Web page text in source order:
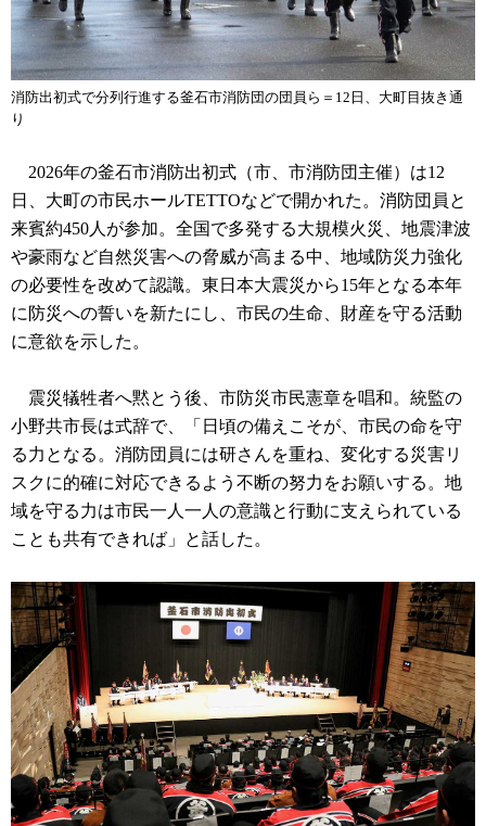
消防出初式で分列行進する釜石市消防団の団員ら＝12日、大町目抜き通
り
2026年の釜石市消防出初式（市、市消防団主催）は12
日、大町の市民ホールTETTOなどで開かれた。消防団員と
来賓約450人が参加。全国で多発する大規模火災、地震津波
や豪雨など自然災害への脅威が高まる中、地域防災力強化
の必要性を改めて認識。東日本大震災から15年となる本年
に防災への誓いを新たにし、市民の生命、財産を守る活動
に意欲を示した。
震災犠牲者へ黙とう後、市防災市民憲章を唱和。統監の
小野共市長は式辞で、「日頃の備えこそが、市民の命を守
る力となる。消防団員には研さんを重ね、変化する災害リ
スクに的確に対応できるよう不断の努力をお願いする。地
域を守る力は市民一人一人の意識と行動に支えられている
ことも共有できれば」と話した。